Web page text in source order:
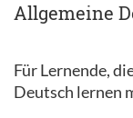
Allgemeine
Für Lernende,
Deutsch lernen